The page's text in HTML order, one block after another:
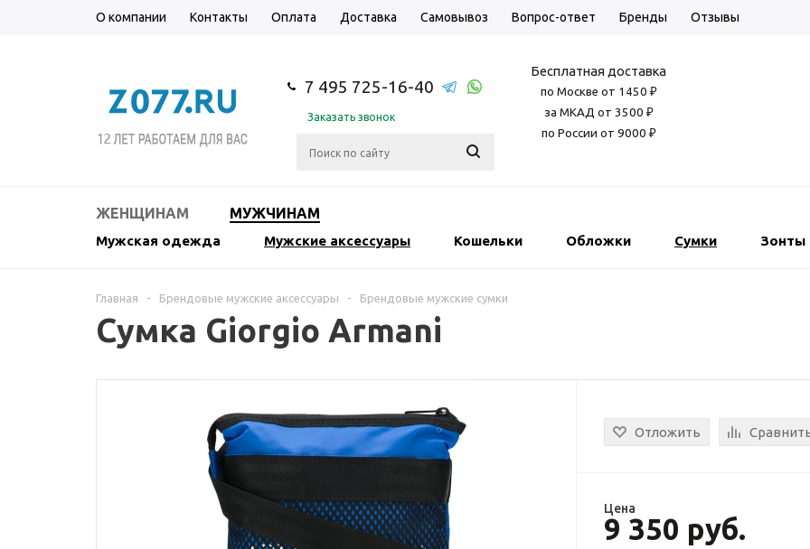
О компании Контакты Оплата Доставка Самовывоз Вопрос-ответ Бренды Отзывы
7 495 725-16-40
Заказать звонок
Бесплатная доставка
по Москве от 1450 ₽
за МКАД от 3500 ₽
по России от 9000 ₽
ЖЕНЩИНАМ МУЖЧИНАМ
Мужская одежда Мужские аксессуары Кошельки Обложки Сумки Зонты
Главная - Брендовые мужские аксессуары - Брендовые мужские сумки
Сумка Giorgio Armani
Отложить
Цена
9 350 руб.